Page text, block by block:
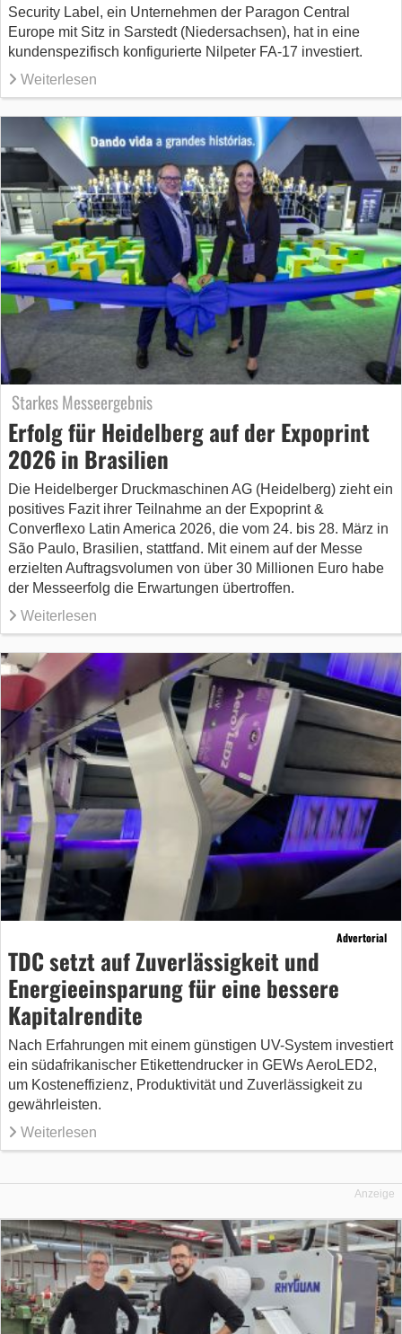
Security Label, ein Unternehmen der Paragon Central
Europe mit Sitz in Sarstedt (Niedersachsen), hat in eine
kundenspezifisch konfigurierte Nilpeter FA-17 investiert.
Weiterlesen
Starkes Messeergebnis
Erfolg für Heidelberg auf der Expoprint
2026 in Brasilien
Die Heidelberger Druckmaschinen AG (Heidelberg) zieht ein
positives Fazit ihrer Teilnahme an der Expoprint &
Converflexo Latin America 2026, die vom 24. bis 28. März in
São Paulo, Brasilien, stattfand. Mit einem auf der Messe
erzielten Auftragsvolumen von über 30 Millionen Euro habe
der Messeerfolg die Erwartungen übertroffen.
Weiterlesen
Advertorial
TDC setzt auf Zuverlässigkeit und
Energieeinsparung für eine bessere
Kapitalrendite
Nach Erfahrungen mit einem günstigen UV-System investiert
ein südafrikanischer Etikettendrucker in GEWs AeroLED2,
um Kosteneffizienz, Produktivität und Zuverlässigkeit zu
gewährleisten.
Weiterlesen
Anzeige